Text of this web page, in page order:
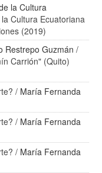
la Cultura
Cultura Ecuatoriana
(2019)
Restrepo Guzmán /
Carrión" (Quito)
/ María Fernanda
/ María Fernanda
/ María Fernanda